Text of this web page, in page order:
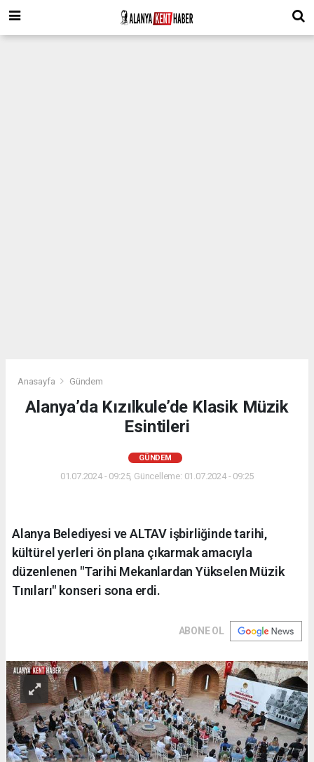
Anasayfa Gündem
Alanya’da Kızılkule’de Klasik Müzik
Esintileri
GÜNDEM
01.07.2024 - 09:25, Güncelleme: 01.07.2024 - 09:25
Alanya Belediyesi ve ALTAV işbirliğinde tarihi,
kültürel yerleri ön plana çıkarmak amacıyla
düzenlenen "Tarihi Mekanlardan Yükselen Müzik
Tınıları" konseri sona erdi.
ABONE OL